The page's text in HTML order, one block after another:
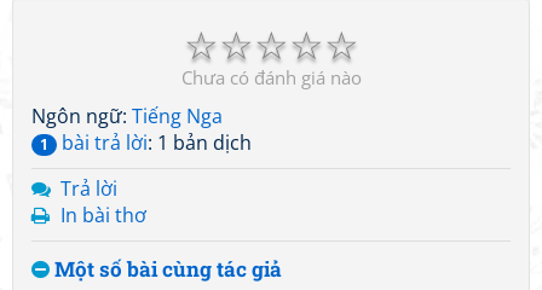
☆
☆
☆
☆
☆
Chưa có đánh giá nào
Ngôn ngữ: Tiếng Nga
1 bài trả lời: 1 bản dịch
Trả lời
In bài thơ
Một số bài cùng tác giả